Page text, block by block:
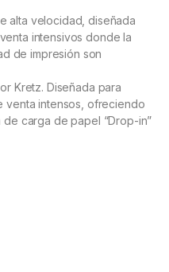
alta velocidad, diseñada
intensivos donde la
de impresión son
Kretz. Diseñada para
venta intensos, ofreciendo
carga de papel “Drop-in”